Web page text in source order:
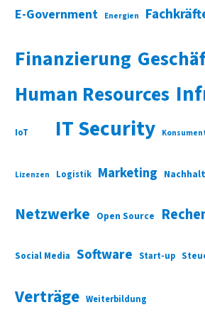
E-Government Energien
Finanzierung
Human Resources
IoT IT Security
Lizenzen Logistik Marketing
Netzwerke Open Source
Social Media Software Start-up
Verträge Weiterbildung